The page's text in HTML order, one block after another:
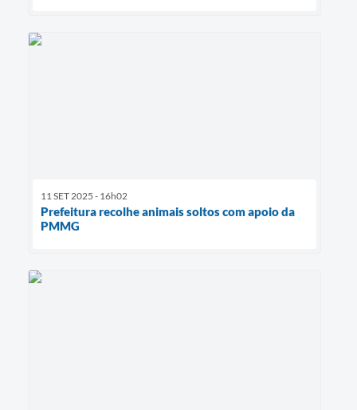
11 SET 2025 - 16h02
Prefeitura recolhe animais soltos com apoio da
PMMG